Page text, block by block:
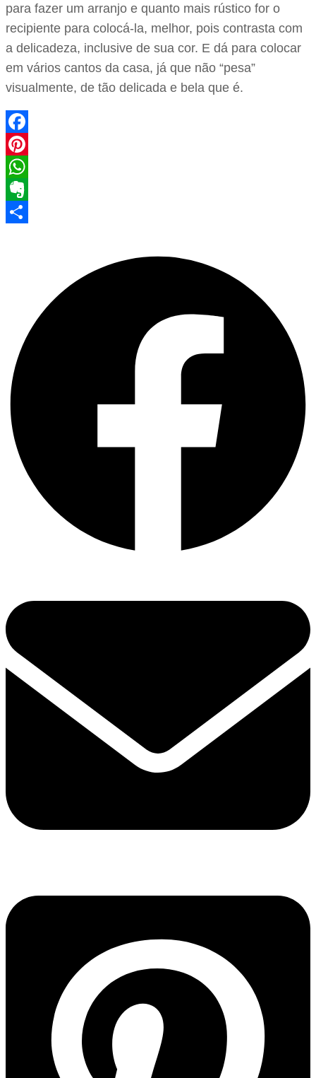
para fazer um arranjo e quanto mais rústico for o
recipiente para colocá-la, melhor, pois contrasta com
a delicadeza, inclusive de sua cor. E dá para colocar
em vários cantos da casa, já que não “pesa”
visualmente, de tão delicada e bela que é.
Facebook
Pinterest
WhatsApp
Evernote